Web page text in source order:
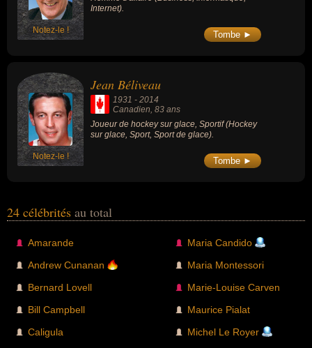
Notez-le !
Internet).
Tombe ►
Notez-le !
Jean Béliveau
1931 - 2014
Canadien , 83 ans
Joueur de hockey sur glace, Sportif (Hockey
sur glace, Sport, Sport de glace).
Tombe ►
24 célébrités au total
Amarande
Andrew Cunanan
Bernard Lovell
Bill Campbell
Caligula
Maria Candido
Maria Montessori
Marie-Louise Carven
Maurice Pialat
Michel Le Royer